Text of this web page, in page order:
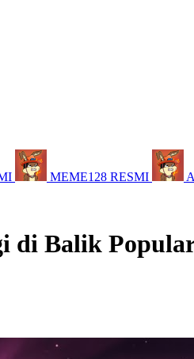
MEME128 RESMI
di Balik